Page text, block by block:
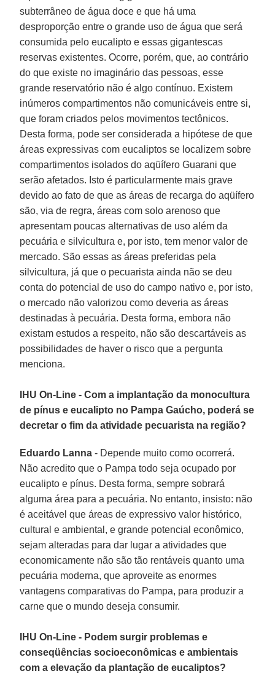
subterrâneo de água doce e que há uma
desproporção entre o grande uso de água que será
consumida pelo eucalipto e essas gigantescas
reservas existentes. Ocorre, porém, que, ao contrário
do que existe no imaginário das pessoas, esse
grande reservatório não é algo contínuo. Existem
inúmeros compartimentos não comunicáveis entre si,
que foram criados pelos movimentos tectônicos.
Desta forma, pode ser considerada a hipótese de que
áreas expressivas com eucaliptos se localizem sobre
compartimentos isolados do aqüífero Guarani que
serão afetados. Isto é particularmente mais grave
devido ao fato de que as áreas de recarga do aqüífero
são, via de regra, áreas com solo arenoso que
apresentam poucas alternativas de uso além da
pecuária e silvicultura e, por isto, tem menor valor de
mercado. São essas as áreas preferidas pela
silvicultura, já que o pecuarista ainda não se deu
conta do potencial de uso do campo nativo e, por isto,
o mercado não valorizou como deveria as áreas
destinadas à pecuária. Desta forma, embora não
existam estudos a respeito, não são descartáveis as
possibilidades de haver o risco que a pergunta
menciona.
IHU On-Line - Com a implantação da monocultura
de pínus e eucalipto no Pampa Gaúcho, poderá se
decretar o fim da atividade pecuarista na região?
Eduardo Lanna- Depende muito como ocorrerá.
Não acredito que o Pampa todo seja ocupado por
eucalipto e pínus. Desta forma, sempre sobrará
alguma área para a pecuária. No entanto, insisto: não
é aceitável que áreas de expressivo valor histórico,
cultural e ambiental, e grande potencial econômico,
sejam alteradas para dar lugar a atividades que
economicamente não são tão rentáveis quanto uma
pecuária moderna, que aproveite as enormes
vantagens comparativas do Pampa, para produzir a
carne que o mundo deseja consumir.
IHU On-Line - Podem surgir problemas e
conseqüências socioeconômicas e ambientais
com a elevação da plantação de eucaliptos?